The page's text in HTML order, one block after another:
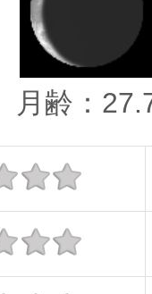
月齢：